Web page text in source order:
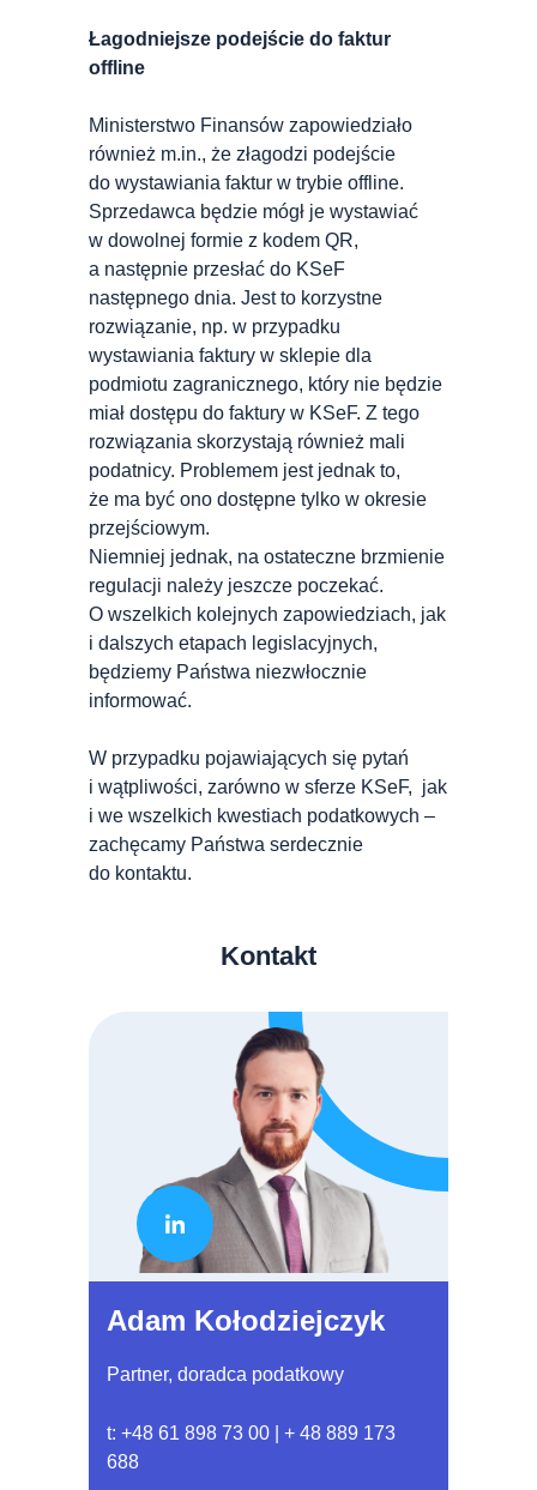
Łagodniejsze podejście do faktur
offline
Ministerstwo Finansów zapowiedziało
również m.in., że złagodzi podejście
do wystawiania faktur w trybie offline.
Sprzedawca będzie mógł je wystawiać
w dowolnej formie z kodem QR,
a następnie przesłać do KSeF
następnego dnia. Jest to korzystne
rozwiązanie, np. w przypadku
wystawiania faktury w sklepie dla
podmiotu zagranicznego, który nie będzie
miał dostępu do faktury w KSeF. Z tego
rozwiązania skorzystają również mali
podatnicy. Problemem jest jednak to,
że ma być ono dostępne tylko w okresie
przejściowym.
Niemniej jednak, na ostateczne brzmienie
regulacji należy jeszcze poczekać.
O wszelkich kolejnych zapowiedziach, jak
i dalszych etapach legislacyjnych,
będziemy Państwa niezwłocznie
informować.
W przypadku pojawiających się pytań
i wątpliwości, zarówno w sferze KSeF, jak
i we wszelkich kwestiach podatkowych –
zachęcamy Państwa serdecznie
do kontaktu.
Kontakt
Adam Kołodziejczyk
Partner, doradca podatkowy
t: +48 61 898 73 00
+ 48 889 173
688